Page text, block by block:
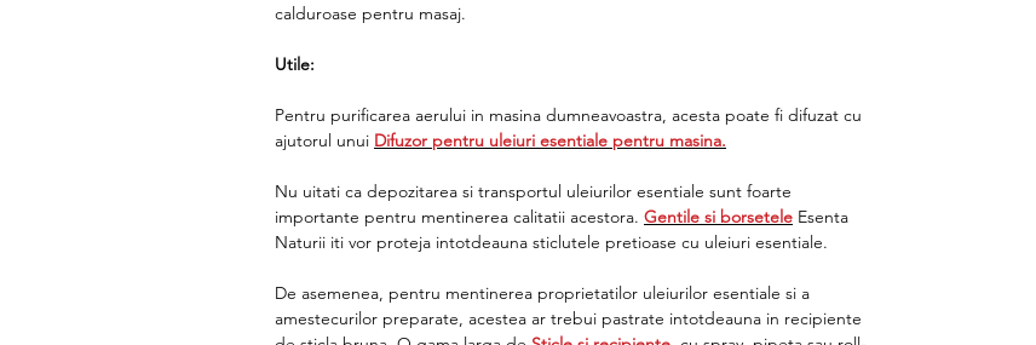
calduroase pentru masaj.
Utile:
Pentru purificarea aerului in masina dumneavoastra, acesta poate fi difuzat cu
ajutorul unui Difuzor pentru uleiuri esentiale pentru masina.
Nu uitati ca depozitarea si transportul uleiurilor esentiale sunt foarte
importante pentru mentinerea calitatii acestora. Gentile si borsetele Esenta
Naturii iti vor proteja intotdeauna sticlutele pretioase cu uleiuri esentiale.
De asemenea, pentru mentinerea proprietatilor uleiurilor esentiale si a
amestecurilor preparate, acestea ar trebui pastrate intotdeauna in recipiente